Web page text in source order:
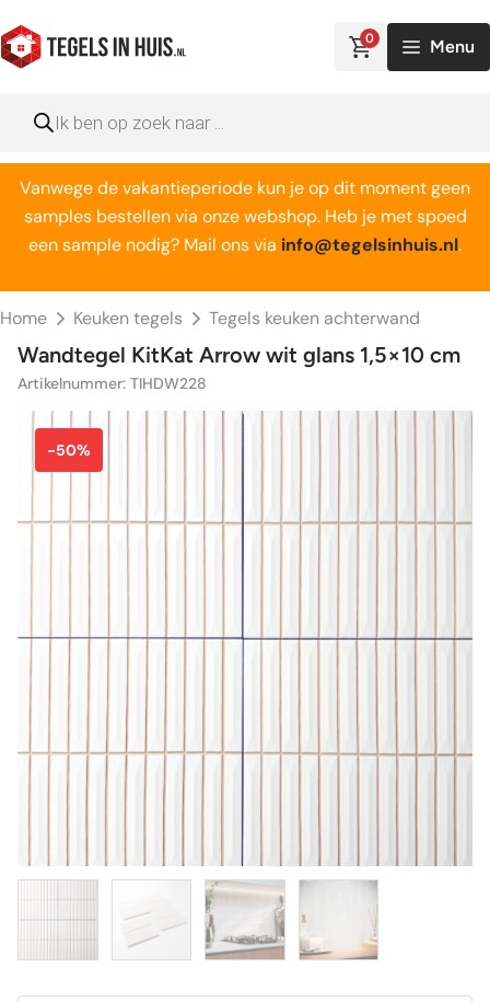
naar
de
0 Menu
zoeken
Vanwege de vakantieperiode kun je op dit moment geen
samples bestellen via onze webshop. Heb je met spoed
een sample nodig? Mail ons via info@tegelsinhuis.nl.
Home Keuken tegels Tegels keuken achterwand
Wandtegel KitKat Arrow wit glans 1,5×10 cm
Artikelnummer: TIHDW228
-50%